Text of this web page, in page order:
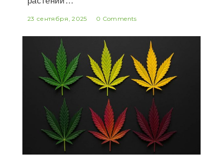
23 сентября, 2025 0 Comments